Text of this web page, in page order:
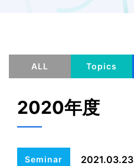
ALL Topics
2020年度
Seminar 2021.03.23